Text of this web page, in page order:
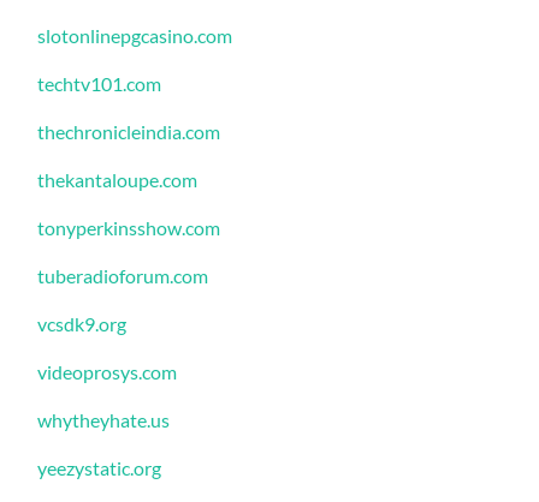
slotonlinepgcasino.com
techtv101.com
thechronicleindia.com
thekantaloupe.com
tonyperkinsshow.com
tuberadioforum.com
vcsdk9.org
videoprosys.com
whytheyhate.us
yeezystatic.org